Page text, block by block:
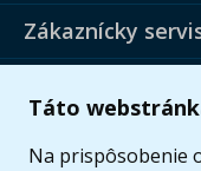
Táto
Na prispôsobenie
Zákaznícky